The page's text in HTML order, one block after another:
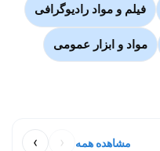
فیلم و مواد رادیوگرافی
مواد و ابزار عمومی
مشاهده همه ‹
›